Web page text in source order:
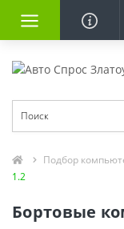
Подбор
1.2
Бортовые